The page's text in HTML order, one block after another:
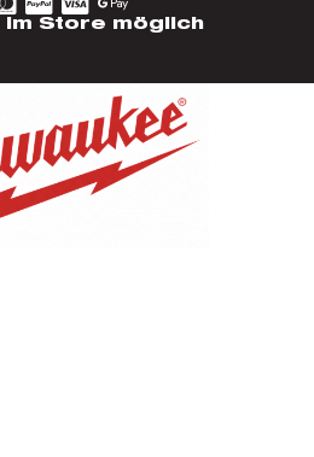
im Store möglich